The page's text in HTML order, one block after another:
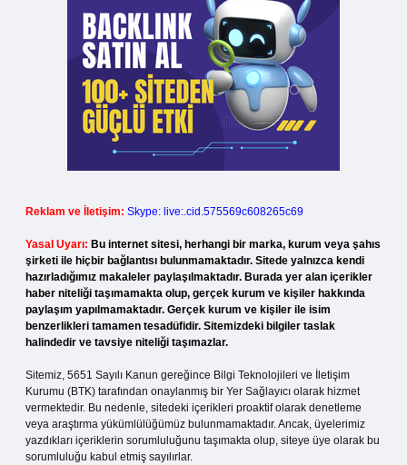
Reklam ve İletişim: Skype: live:.cid.575569c608265c69
Yasal Uyarı: Bu internet sitesi, herhangi bir marka, kurum veya şahıs
şirketi ile hiçbir bağlantısı bulunmamaktadır. Sitede yalnızca kendi
hazırladığımız makaleler paylaşılmaktadır. Burada yer alan içerikler
haber niteliği taşımamakta olup, gerçek kurum ve kişiler hakkında
paylaşım yapılmamaktadır. Gerçek kurum ve kişiler ile isim
benzerlikleri tamamen tesadüfidir. Sitemizdeki bilgiler taslak
halindedir ve tavsiye niteliği taşımazlar.
Sitemiz, 5651 Sayılı Kanun gereğince Bilgi Teknolojileri ve İletişim
Kurumu (BTK) tarafından onaylanmış bir Yer Sağlayıcı olarak hizmet
vermektedir. Bu nedenle, sitedeki içerikleri proaktif olarak denetleme
veya araştırma yükümlülüğümüz bulunmamaktadır. Ancak, üyelerimiz
yazdıkları içeriklerin sorumluluğunu taşımakta olup, siteye üye olarak bu
sorumluluğu kabul etmiş sayılırlar.